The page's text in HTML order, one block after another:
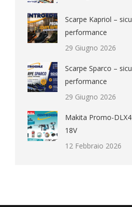
Scarpe Kapriol –
performance
29 Giugno 2026
Scarpe Sparco –
performance
29 Giugno 2026
Makita Promo-
18V
12 Febbraio 2026